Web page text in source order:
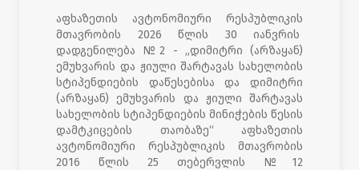
აფხაზეთის ავტონომიური რესპუბლიკის
მთავრობის 2026 წლის 30 იანვრის
დადგენილება №2 - „დიმიტრი (არზაყან)
ემუხვარის და ჟიული შარტავას სახელობის
სტიპენდიების დაწესებისა და დიმიტრი
(არზაყან) ემუხვარის და ჟიული შარტავას
სახელობის სტიპენდიების მინიჭების წესის
დამტკიცების თაობაზე“ აფხაზეთის
ავტონომიური რესპუბლიკის მთავრობის
2016 წლის 25 თებერვლის №12